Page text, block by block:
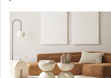
Siyah ve Beyaz
kitaplık, beyaz
Gri ve Krem:Daha
için gri bir duvar